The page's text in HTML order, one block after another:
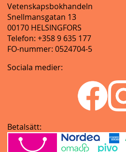
Vetenskapsbokhandeln
Snellmansgatan 13
00170 HELSINGFORS
Telefon: +358 9 635 177
FO-nummer: 0524704-5
Sociala medier:
Betalsätt: